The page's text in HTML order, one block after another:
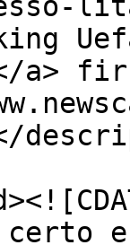
certo